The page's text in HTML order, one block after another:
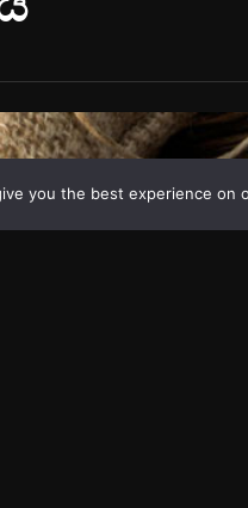
you the best experience